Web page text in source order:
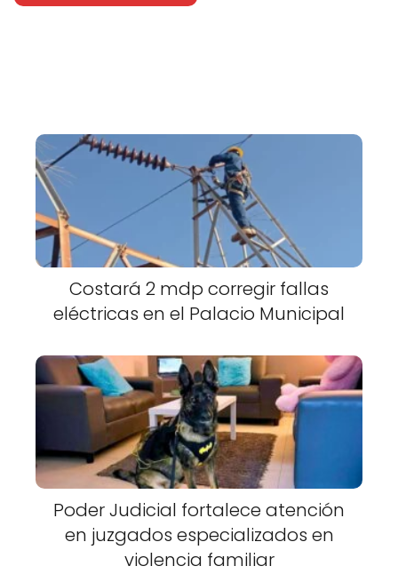
Costará 2 mdp corregir fallas
eléctricas en el Palacio Municipal
Poder Judicial fortalece atención
en juzgados especializados en
violencia familiar